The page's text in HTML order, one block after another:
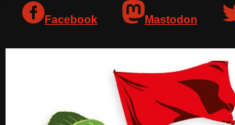
Facebook Mastodon